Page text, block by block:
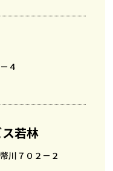
４
若林
川７０２－２